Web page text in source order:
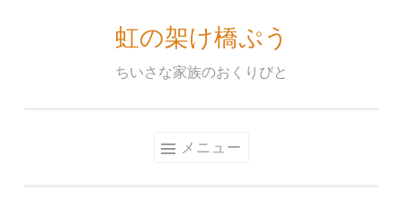
虹の架け橋ぷう
ちいさな家族のおくりびと
メニュー